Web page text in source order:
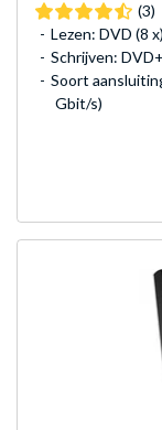
(3)
Lezen: DVD (8
Schrijven:
Soort
Gbit/s)